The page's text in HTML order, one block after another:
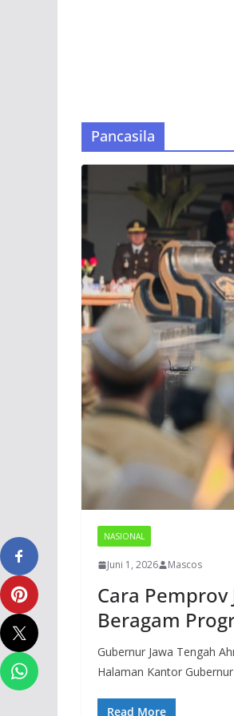
Pancasila
NASIONAL
Juni 1, 2026 Mascos
Cara
Beragam
Gubernur Jawa Tengah
Halaman Kantor
Read More